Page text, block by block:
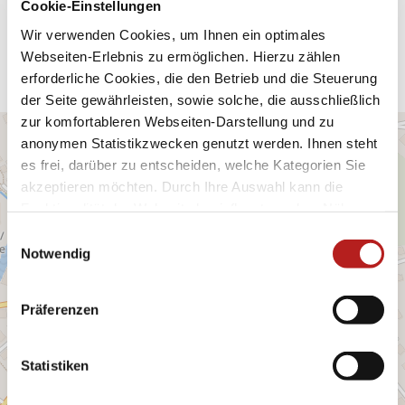
Cookie-Einstellungen
Wir verwenden Cookies, um Ihnen ein optimales
Webseiten-Erlebnis zu ermöglichen. Hierzu zählen
erforderliche Cookies, die den Betrieb und die Steuerung
der Seite gewährleisten, sowie solche, die ausschließlich
zur komfortableren Webseiten-Darstellung und zu
anonymen Statistikzwecken genutzt werden. Ihnen steht
es frei, darüber zu entscheiden, welche Kategorien Sie
akzeptieren möchten. Durch Ihre Auswahl kann die
Datenschutzbestimmungen.
w
l
Notwendig
Präferenzen
Statistiken
Anreise planen